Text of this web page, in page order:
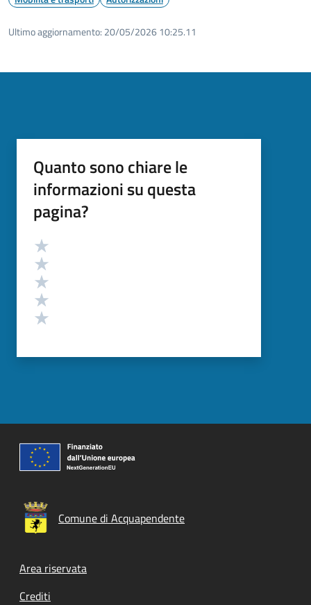
Ultimo aggiornamento: 20/05/2026 10:25.11
Quanto sono chiare le
informazioni su questa
pagina?
Valutazione
Comune di Acquapendente
Footer menu
Area riservata
Crediti